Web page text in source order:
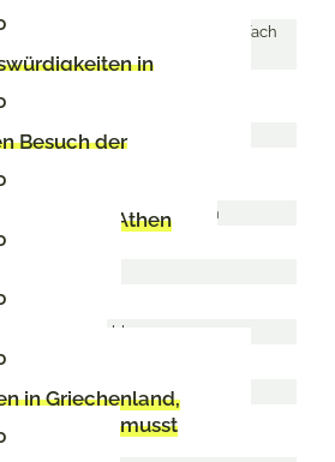
in
Besuch der
in Athen
in Griechenland,
haben musst